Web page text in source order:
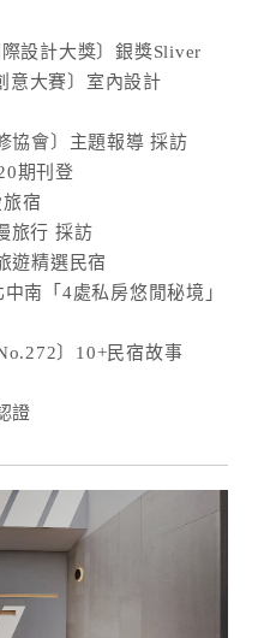
設計大獎〕銀獎Sliver
意大賽〕室內設計
協會〕主題報導 採訪
期刊登
宿
旅行 採訪
遊精選民宿
南「4處私房悠閒秘境」
〕10+民宿故事
證